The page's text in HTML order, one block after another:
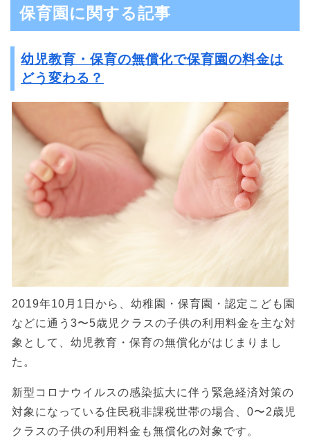
保育園に関する記事
幼児教育・保育の無償化で保育園の料金は
どう変わる？
2019年10月1日から、幼稚園・保育園・認定こども園
などに通う3〜5歳児クラスの子供の利用料金を主な対
象として、幼児教育・保育の無償化がはじまりまし
た。
新型コロナウイルスの感染拡大に伴う緊急経済対策の
対象になっている住民税非課税世帯の場合、0〜2歳児
クラスの子供の利用料金も無償化の対象です。